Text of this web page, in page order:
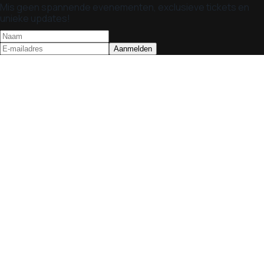
Mis geen spannende evenementen, exclusieve tickets en
unieke updates!